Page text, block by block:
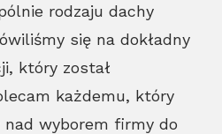
rodzaju dachy
się na dokładny
który został
każdemu, który
nad wyborem firmy do